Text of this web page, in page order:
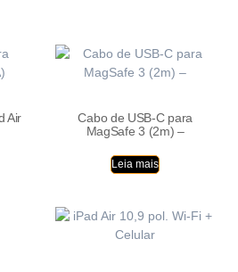
Air
Cabo de USB-C para
MagSafe 3 (2m) –
Leia mais